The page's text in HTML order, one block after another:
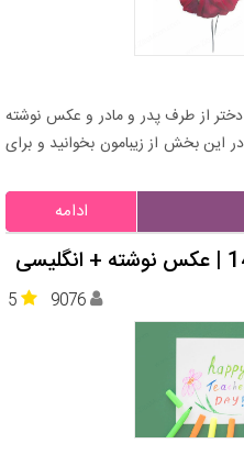
دختر از طرف پدر و مادر و عکس نوشته
بخش از زیبامون بخوانید و برای
ادامه
5 9076